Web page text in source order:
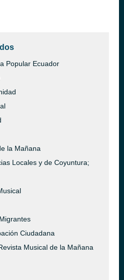
Popular Ecuador
la Mañana
Locales y de Coyuntura;
Ciudadana
Musical de la Mañana